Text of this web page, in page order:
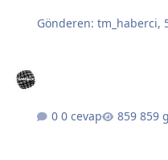
Gönderen:tm_haberci,
0 cevap 859